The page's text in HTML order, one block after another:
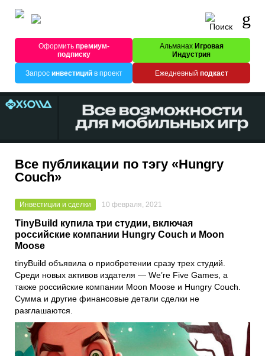
Оформитьпремиум-
подписку
Альманах Игровая
Индустрия
Запрос инвестицийв проект Ежедневный подкаст
Все публикации по тэгу «Hungry
Couch»
Инвестиции и сделки 10 февраля, 2021
TinyBuild купила три студии, включая
российские компании Hungry Couch и Moon
Moose
tinyBuild объявила о приобретении сразу трех студий.
Среди новых активов издателя — We’re Five Games , а
также российские компании Moon Moose и Hungry Couch
Сумма и другие финансовые детали сделки не
разглашаются.